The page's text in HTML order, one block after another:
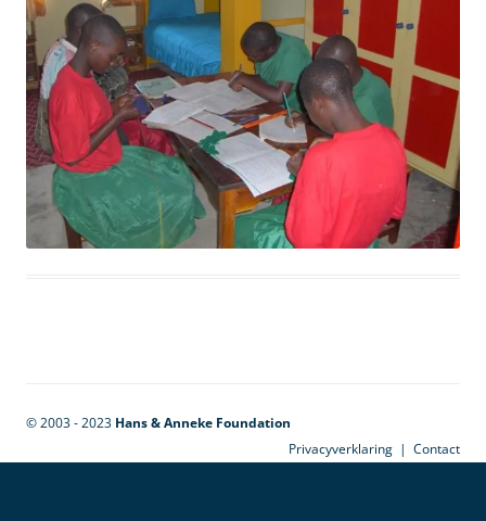
© 2003 - 2023 Hans & Anneke Foundation
Privacyverklaring | Contact